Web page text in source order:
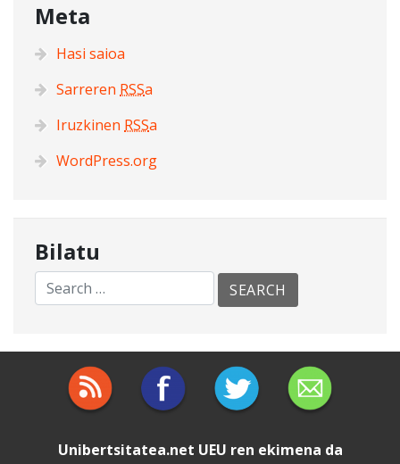
Meta
Hasi saioa
Sarreren RSSa
Iruzkinen RSSa
WordPress.org
Bilatu
Unibertsitatea.net UEU ren ekimena da